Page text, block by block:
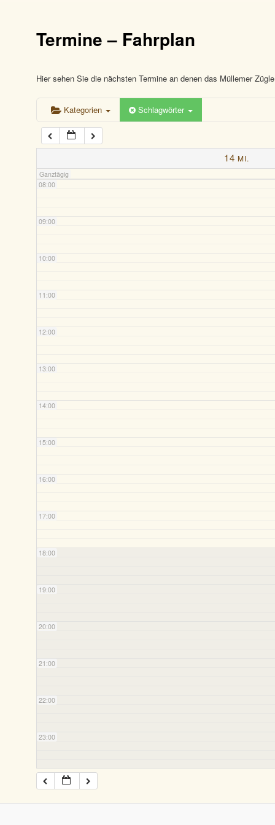
Termine – Fahrplan
Hier sehen Sie die nächsten Termine an denen das Müllemer
Kategorien Schlagwörter
14 MI.
Ganztägig
04:00
05:00
06:00
07:00
08:00
09:00
10:00
11:00
12:00
13:00
14:00
15:00
16:00
17:00
18:00
19:00
20:00
21:00
22:00
23:00